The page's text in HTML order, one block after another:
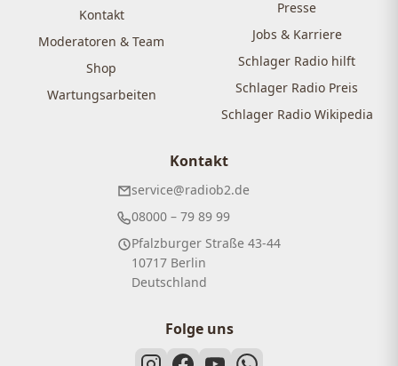
Kontakt
Moderatoren & Team
Shop
Wartungsarbeiten
Presse
Jobs & Karriere
Schlager Radio hilft
Schlager Radio Preis
Schlager Radio Wikipedia
Kontakt
service@radiob2.de
08000 – 79 89 99
Pfalzburger Straße 43-44
10717 Berlin
Deutschland
Folge uns